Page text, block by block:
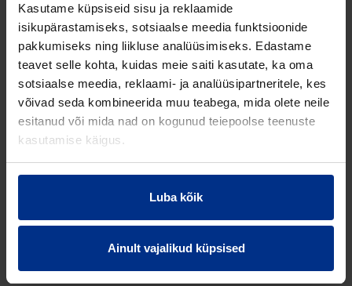
Kasutame küpsiseid sisu ja reklaamide
isikupärastamiseks, sotsiaalse meedia funktsioonide
pakkumiseks ning liikluse analüüsimiseks. Edastame
teavet selle kohta, kuidas meie saiti kasutate, ka oma
sotsiaalse meedia, reklaami- ja analüüsipartneritele, kes
võivad seda kombineerida muu teabega, mida olete neile
esitanud või mida nad on kogunud teiepoolse teenuste
kasutamise käigus.
Luba kõik
Ainult vajalikud küpsised
MIS ON SADEMEVEE KOGUMISE EELISED?
KAS SADEMEVEE KOGUMISE SÜSTEEM ON
KALLIS?
KUI LIHTNE ON EHITADA SADEMEVEE
KOGUMISSÜSTEEMI?
KUIDAS SAAVAD TULEVIKU
LINNAPLANEERIJAD SAMEVEEKOGUMIST
KASUTADA?